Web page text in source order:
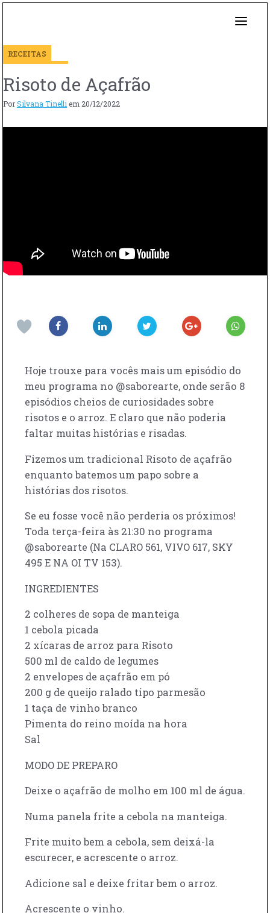
RECEITAS
Risoto de Açafrão
PorSilvana Tinelli em 20/12/2022
Hoje trouxe para vocês mais um episódio do
meu programa no @saborearte, onde serão 8
episódios cheios de curiosidades sobre
risotos e o arroz. E claro que não poderia
faltar muitas histórias e risadas.
Fizemos um tradicional Risoto de açafrão
enquanto batemos um papo sobre a
histórias dos risotos.
Se eu fosse você não perderia os próximos!
Toda terça-feira às 21:30 no programa
@saborearte (Na CLARO 561, VIVO 617, SKY
495 E NA OI TV 153).
INGREDIENTES
2 colheres de sopa de manteiga
1 cebola picada
2 xícaras de arroz para Risoto
500 ml de caldo de legumes
2 envelopes de açafrão em pó
200 g de queijo ralado tipo parmesão
1 taça de vinho branco
Pimenta do reino moída na hora
Sal
MODO DE PREPARO
Deixe o açafrão de molho em 100 ml de água.
Numa panela frite a cebola na manteiga.
Frite muito bem a cebola, sem deixá-la
escurecer, e acrescente o arroz.
Adicione sal e deixe fritar bem o arroz.
Acrescente o vinho.